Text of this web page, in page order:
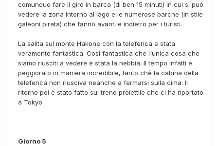
comunque fare il giro in barca (di ben 15 minuti) in cui si può
vedere la zona intorno al lago e le numerose barche (in stile
galeoni pirata) che fanno avanti e indietro per i turisti.
La salita sul monte Hakone con la teleferica è stata
veramente fantastica. Così fantastica che l'unica cosa che
siamo riusciti a vedere è stata la nebbia. Il tempo infatti è
peggiorato in maniera incredibile, tanto chè la cabina della
teleferica non riusciva neanche a fermarsi sulla cima. Il
ritorno poi è stato fatto sul treno proiettile che ci ha riportato
a Tokyo.
Giorno 5